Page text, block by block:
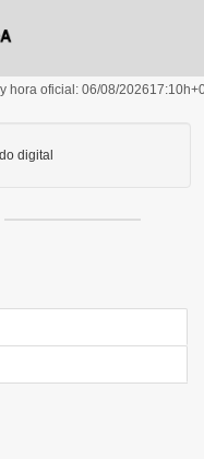
hora oficial: 06/08/202617:10h
digital